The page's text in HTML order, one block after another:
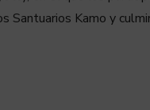
Kamo y